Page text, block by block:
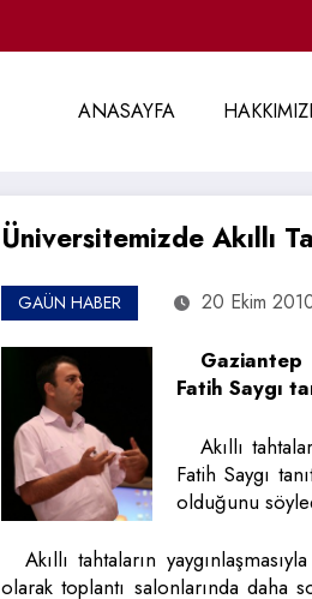
ANASAYFA
Üniversitemizde Akıllı
GAÜN HABER 20 Ekim
Gaziantep
Fatih Saygı
Akıllı
Fatih Saygı
olduğunu
Akıllı tahtaların
olarak toplantı salonlarında daha